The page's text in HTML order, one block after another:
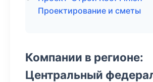
Проектирование и сметы
Компании в регионе:
Центральный